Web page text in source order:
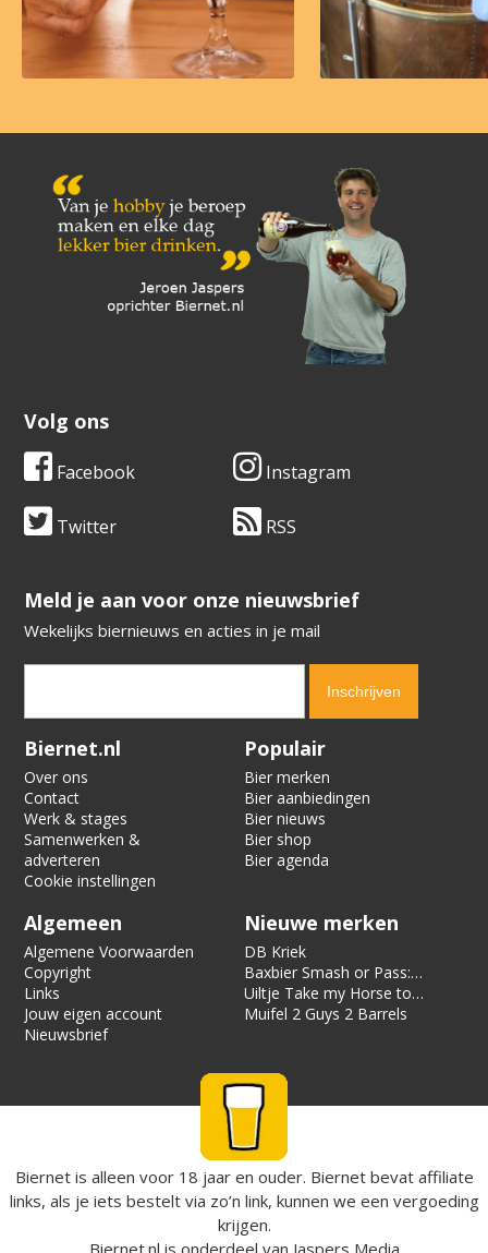
Volg ons
Facebook Instagram
Twitter RSS
​​​​​​​Meld je aan voor onze nieuwsbrief
Wekelijks biernieuws en acties in je mail
Verification code:
Biernet.nl
Over ons
Contact
Werk & stages
Samenwerken &
adverteren
Cookie instellingen
Populair
Bier merken
Bier aanbiedingen
Bier nieuws
Bier shop
Bier agenda
Algemeen
Algemene Voorwaarden
Copyright
Links
Jouw eigen account
Nieuwsbrief
Nieuwe merken
DB Kriek
Baxbier Smash or Pass:
Strata
Uiltje Take my Horse to
the Hotel Room
Muifel 2 Guys 2 Barrels
Biernet is alleen voor 18 jaar en ouder. Biernet bevat affiliate
links, als je iets bestelt via zo’n link, kunnen we een vergoeding
krijgen.